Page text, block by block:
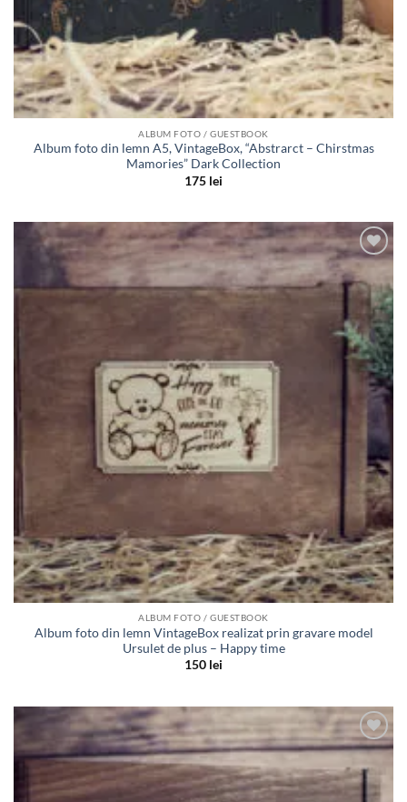
ALBUM FOTO / GUESTBOOK
Album foto din lemn A5, VintageBox, “Abstrarct – Chirstmas
Mamories” Dark Collection
175 lei
Adauga
in lista
de
dorinte
ALBUM FOTO / GUESTBOOK
Album foto din lemn VintageBox realizat prin gravare model
Ursulet de plus – Happy time
150 lei
Adauga
de